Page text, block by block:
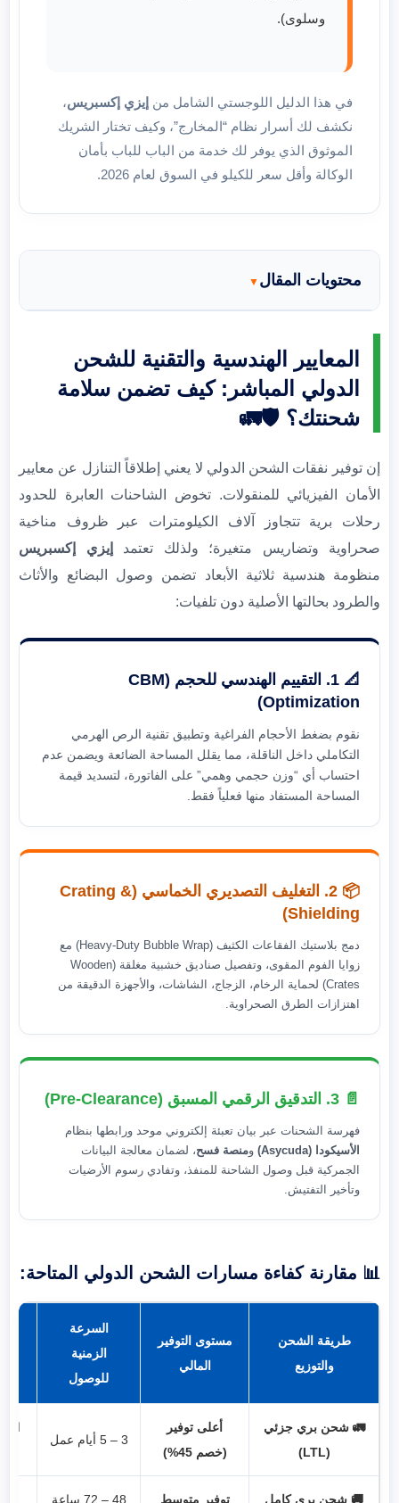
وسلوى).
في هذا الدليل اللوجستي الشامل من إيزي إكسبريس،
نكشف لك أسرار نظام “المخارج”، وكيف تختار الشريك
الموثوق الذي يوفر لك خدمة من الباب للباب بأمان
الوكالة وأقل سعر للكيلو في السوق لعام 2026.
محتويات المقال ▼
المعايير الهندسية والتقنية للشحن
الدولي المباشر: كيف تضمن سلامة
شحنتك؟ 🛡️🚛
إن توفير نفقات الشحن الدولي لا يعني إطلاقاً التنازل عن معايير
الأمان الفيزيائي للمنقولات. تخوض الشاحنات العابرة للحدود
رحلات برية تتجاوز آلاف الكيلومترات عبر ظروف مناخية
صحراوية وتضاريس متغيرة؛ ولذلك تعتمد
إيزي إكسبريس
منظومة هندسية ثلاثية الأبعاد تضمن وصول البضائع والأثاث
والطرود بحالتها الأصلية دون تلفيات:
📐 1. التقييم الهندسي للحجم (CBM
Optimization)
نقوم بضغط الأحجام الفراغية وتطبيق تقنية الرص الهرمي
التكاملي داخل الناقلة، مما يقلل المساحة الضائعة ويضمن عدم
احتساب أي “وزن حجمي وهمي” على الفاتورة، لتسديد قيمة
المساحة المستفاد منها فعلياً فقط.
📦 2. التغليف التصديري الخماسي (Crating &
Shielding)
دمج بلاستيك الفقاعات الكثيف (Heavy-Duty Bubble Wrap) مع
زوايا الفوم المقوى، وتفصيل صناديق خشبية مغلقة (Wooden
Crates) لحماية الرخام، الزجاج، الشاشات، والأجهزة الدقيقة من
اهتزازات الطرق الصحراوية.
📄 3. التدقيق الرقمي المسبق (Pre-Clearance)
فهرسة الشحنات عبر بيان تعبئة إلكتروني موحد ورابطها بنظام
الأسيكودا (Asycuda)
ومنصة فسح، لضمان معالجة البيانات
الجمركية قبل وصول الشاحنة للمنفذ، وتفادي رسوم الأرضيات
وتأخير التفتيش.
📊 مقارنة كفاءة مسارات الشحن الدولي المتاحة:
طريقة الشحن
والتوزيع
مستوى التوفير
المالي
السرعة
الزمنية
للوصول
🚛 شحن بري جزئي
(LTL)
أعلى توفير
(خصم 45%)
3 – 5 أيام عمل
🚚 شحن بري كامل توفير متوسط 48 – 72 ساعة